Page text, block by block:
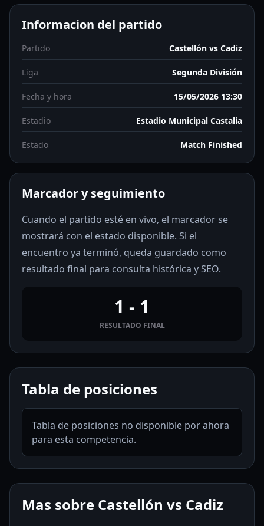
Informacion del partido
Partido Castellón vs Cadiz
Liga Segunda División
Fecha y hora 15/05/2026 13:30
Estadio Estadio Municipal Castalia
Estado Match Finished
Marcador y seguimiento
Cuando el partido esté en vivo, el marcador se
mostrará con el estado disponible. Si el
encuentro ya terminó, queda guardado como
resultado final para consulta histórica y SEO.
1 - 1
RESULTADO FINAL
Tabla de posiciones
Tabla de posiciones no disponible por ahora
para esta competencia.
Mas sobre Castellón vs Cadiz